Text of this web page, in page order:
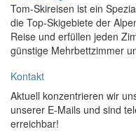
Tom-Skireisen ist ein
die Top-Skigebiete der
Reise und erfüllen jeden
günstige Mehrbettzimmer
Kontakt
Aktuell konzentrieren wir
unserer E-Mails und sind
erreichbar!